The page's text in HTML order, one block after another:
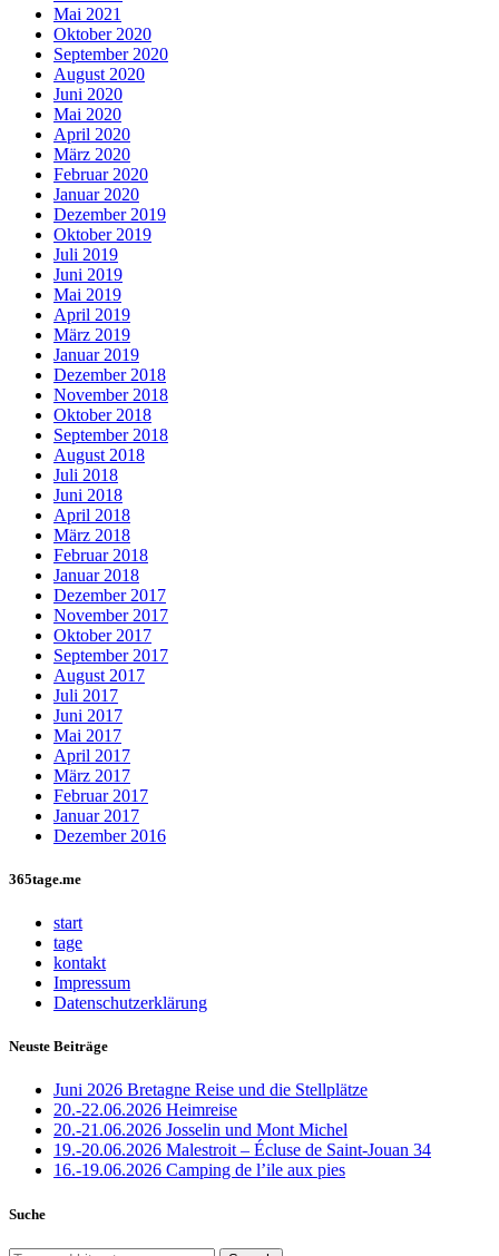
Mai 2021
Oktober 2020
September 2020
August 2020
Juni 2020
Mai 2020
April 2020
März 2020
Februar 2020
Januar 2020
Dezember 2019
Oktober 2019
Juli 2019
Juni 2019
Mai 2019
April 2019
März 2019
Januar 2019
Dezember 2018
November 2018
Oktober 2018
September 2018
August 2018
Juli 2018
Juni 2018
April 2018
März 2018
Februar 2018
Januar 2018
Dezember 2017
November 2017
Oktober 2017
September 2017
August 2017
Juli 2017
Juni 2017
Mai 2017
April 2017
März 2017
Februar 2017
Januar 2017
Dezember 2016
365tage.me
start
tage
kontakt
Impressum
Datenschutzerklärung
Neuste Beiträge
Juni 2026 Bretagne Reise und die Stellplätze
20.-22.06.2026 Heimreise
20.-21.06.2026 Josselin und Mont Michel
19.-20.06.2026 Malestroit – Écluse de Saint-Jouan 34
16.-19.06.2026 Camping de l’ile aux pies
Suche